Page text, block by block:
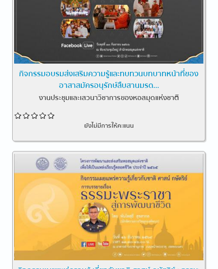
กิจกรรมอบรมส่งเสริมความรู้และทบทวนบทบาทหน้าที่ของ
อาสาสมัครอนุรักษ์สืบสานมรด...
งานประชุมและเสวนาวิชาการของหอสมุดแห่งชาติ
ยังไม่มีการให้คะแนน